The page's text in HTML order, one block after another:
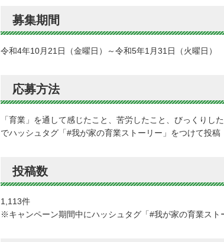
募集期間
令和4年10月21日（金曜日）～令和5年1月31日（火曜日）
応募方法
「育業」を通して感じたこと、苦労したこと、びっくり
でハッシュタグ「#我が家の育業ストーリー」をつけて投稿
投稿数
1,113件
※キャンペーン期間中にハッシュタグ「#我が家の育業ス